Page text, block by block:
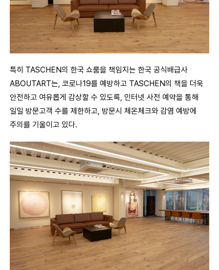
특히 TASCHEN의 한국 쇼룸을 책임지는 한국 공식배급사
ABOUTART는, 코로나19를 예방하고 TASCHEN의 책을 더욱
안전하고 여유롭게 감상할 수 있도록, 인터넷 사전 예약을 통해
일일 방문고객 수를 제한하고, 방문시 체온체크와 감염 예방에
주의를 기울이고 있다.